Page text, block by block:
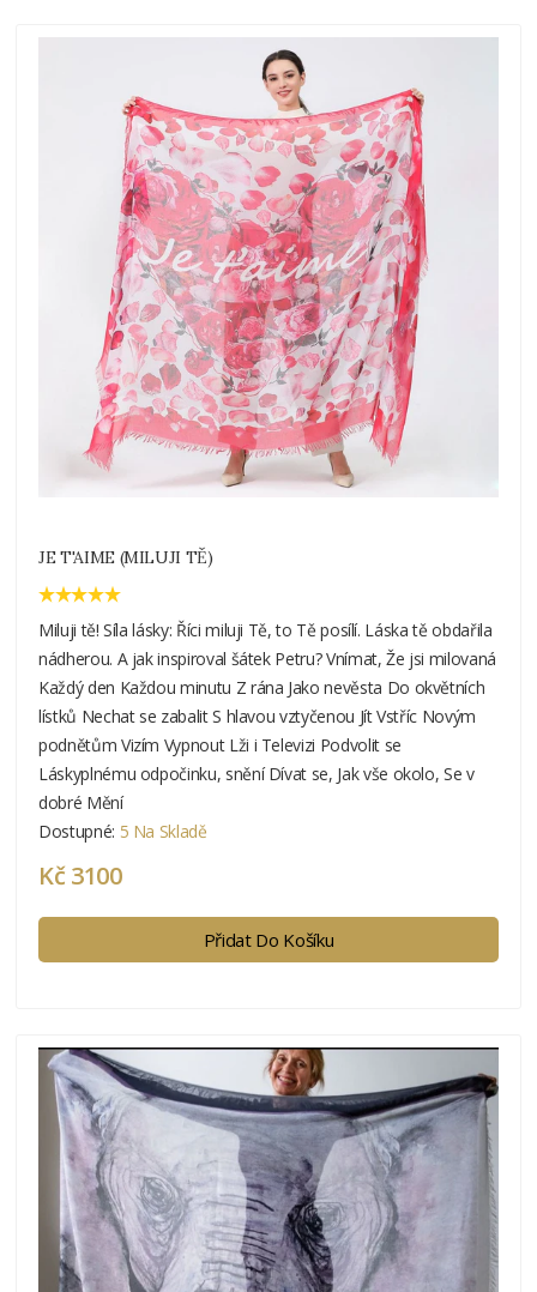
JE T'AIME (MILUJI TĚ)
Miluji tě! Síla lásky: Říci miluji Tě, to Tě posílí. Láska tě obdařila
nádherou. A jak inspiroval šátek Petru? Vnímat, Že jsi milovaná
Každý den Každou minutu Z rána Jako nevěsta Do okvětních
lístků Nechat se zabalit S hlavou vztyčenou Jít Vstříc Novým
podnětům Vizím Vypnout Lži i Televizi Podvolit se
Láskyplnému odpočinku, snění Dívat se, Jak vše okolo, Se v
dobré Mění
Dostupné: 5 Na Skladě
Kč 3100
Přidat Do Košíku